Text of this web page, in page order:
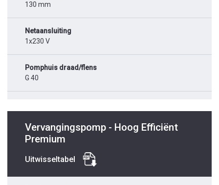
130 mm
Netaansluiting
1x230 V
Pomphuis draad/flens
G 40
Vervangingspomp - Hoog Efficiënt
Premium
Uitwisseltabel